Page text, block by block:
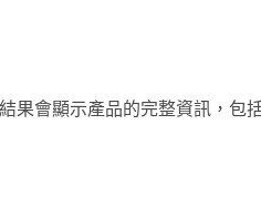
果會顯示產品的完整資訊，包